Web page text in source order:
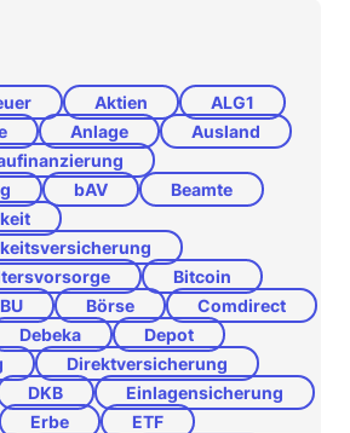
Aktien
ALG1
Anlage
Ausland
bAV
Beamte
Bitcoin
BU Börse
Comdirect
Debeka
Depot
Direktversicherung
DKB
Einlagensicherung
Erbe
ETF